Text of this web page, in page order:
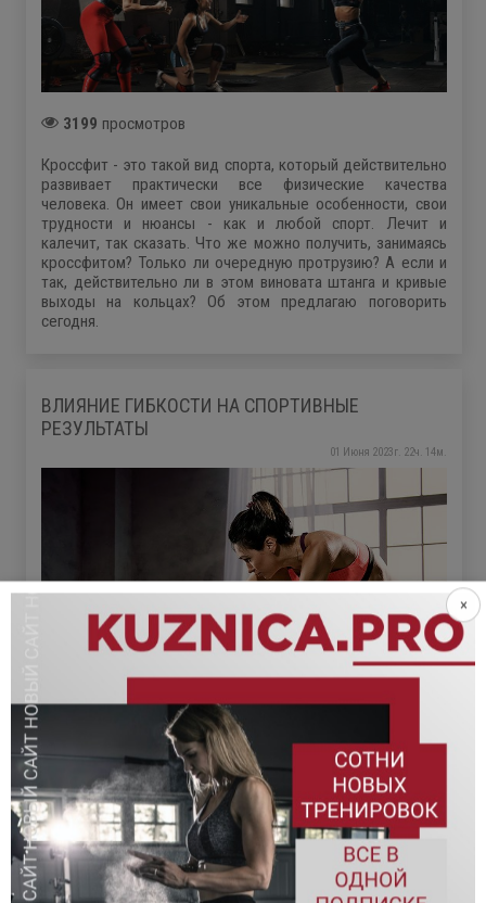
3199 просмотров
Кроссфит - это такой вид спорта, который действительно
развивает практически все физические качества
человека. Он имеет свои уникальные особенности, свои
трудности и нюансы - как и любой спорт. Лечит и
калечит, так сказать. Что же можно получить, занимаясь
кроссфитом? Только ли очередную протрузию? А если и
так, действительно ли в этом виновата штанга и кривые
выходы на кольцах? Об этом предлагаю поговорить
сегодня.
ВЛИЯНИЕ ГИБКОСТИ НА СПОРТИВНЫЕ
РЕЗУЛЬТАТЫ
01 Июня 2023г. 22ч. 14м.
2496просмотров
Рассмотрим базовые упражнения на растяжку, изучим
некоторые методики тренировок на гибкость, затронем
тему отклонения в уровне подвижности суставов, а также
их причины и последствия. Как прокачать свою гибкость
и может ли гипомобильность повлиять на спортивные
успехи? Будем разбираться в этой статье.
×